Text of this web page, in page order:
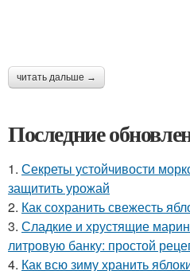
читать дальше →
Последние
1. Секреты устойчивости
защитить урожай
2. Как сохранить свежесть
3. Сладкие и хрустящие
литровую банку: простой
4. Как всю зиму хранить